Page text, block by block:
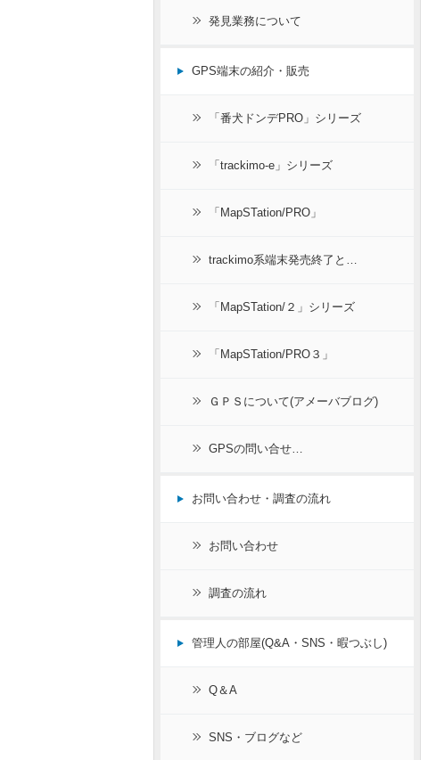
発見業務について
GPS端末の紹介・販売
「番犬ドンデPRO」シリーズ
「trackimo-e」シリーズ
「MapSTation/PRO」
trackimo系端末発売終了と…
「MapSTation/２」シリーズ
「MapSTation/PRO３」
ＧＰＳについて(アメーバブログ)
GPSの問い合せ…
お問い合わせ・調査の流れ
お問い合わせ
調査の流れ
管理人の部屋(Q&A・SNS・暇つぶし)
Q＆A
SNS・ブログなど